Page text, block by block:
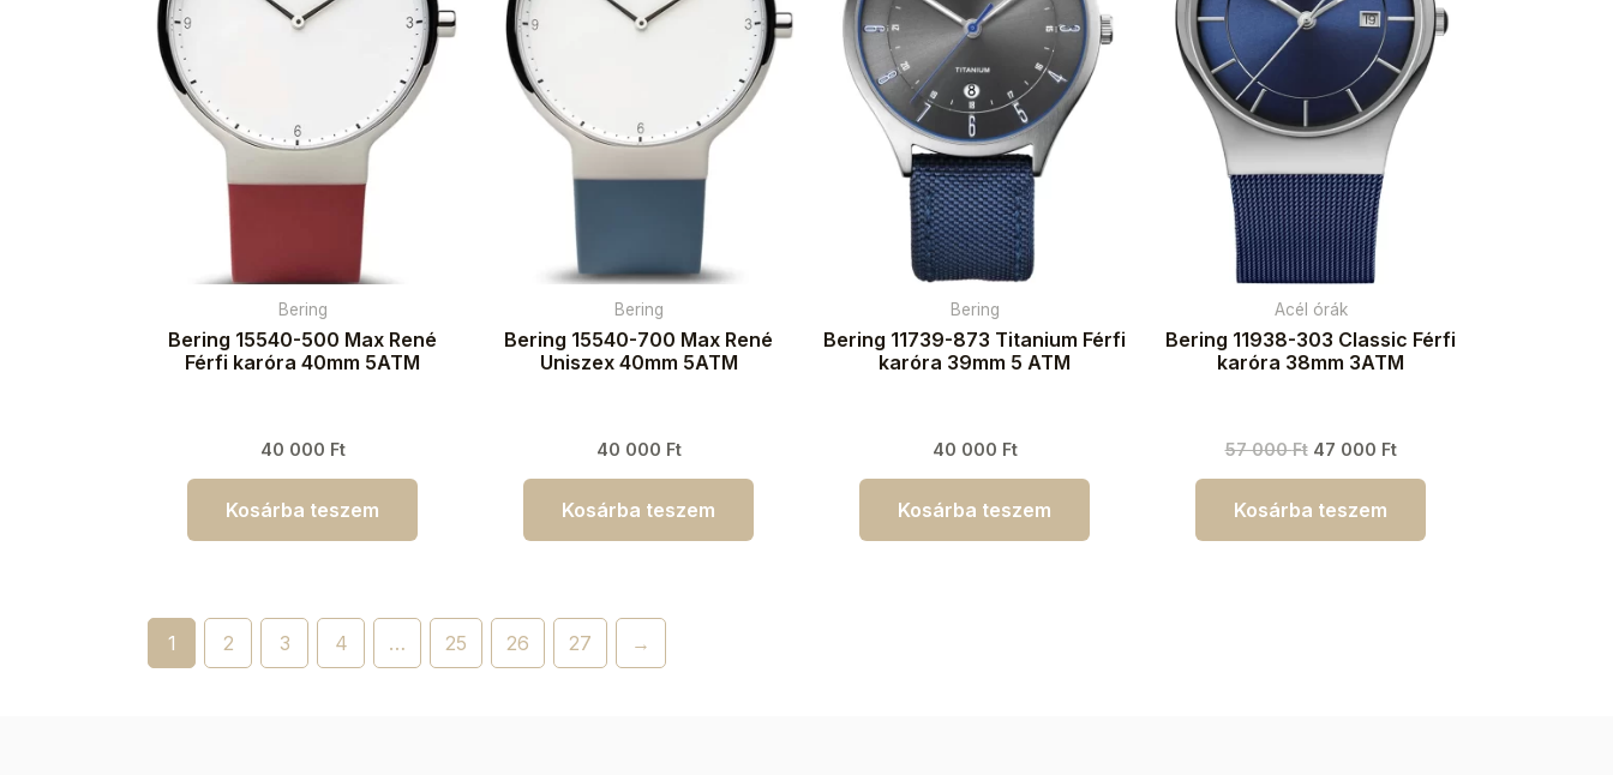
Bering
Bering 15540-500 Max René
Férfi karóra 40mm 5ATM
40 000 Ft
Kosárba teszem
Bering
Bering 15540-700 Max René
Uniszex 40mm 5ATM
40 000 Ft
Kosárba teszem
Bering
Bering 11739-873 Titanium Férfi
karóra 39mm 5 ATM
40 000 Ft
Kosárba teszem
Acél órák
Bering 11938-303 Classic Férfi
karóra 38mm 3ATM
57 000Ft 47 000 Ft
Kosárba teszem
1 2 3 4 … 25 26 27 →